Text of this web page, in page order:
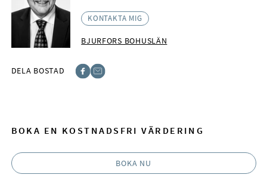
KONTAKTA MIG
BJURFORS BOHUSLÄN
DELA BOSTAD
BOKA EN KOSTNADSFRI VÄRDERING
BOKA NU